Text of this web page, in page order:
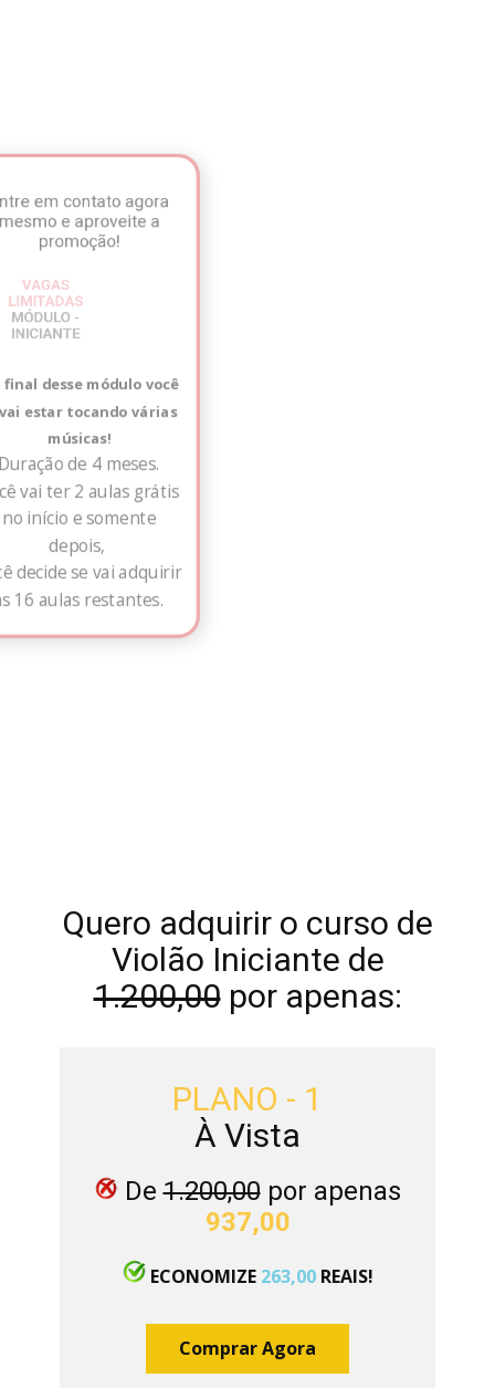
promoção!
VAGAS
LIMITADAS
No final desse módulo você
já vai estar tocando várias
Duração de 4 meses.
Você vai ter 2 aulas grátis
no início e somente
depois,
Quero adquirir o curso de
Violão Iniciante de
1.200,00por apenas:
PLANO - 1
À Vista
De1.200,00por apenas
937,00
ECONOMIZE 263,00REAIS!
Comprar Agora